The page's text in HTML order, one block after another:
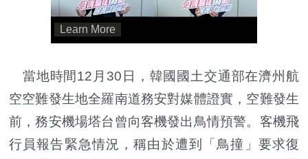
當地時間12月30日，韓國國土交通部在濟州航
空空難發生地全羅南道務安對媒體證實，空難發生
前，務安機場塔台曾向客機發出鳥情預警。客機飛
行員報告緊急情況，稱由於遭到「鳥撞」要求復